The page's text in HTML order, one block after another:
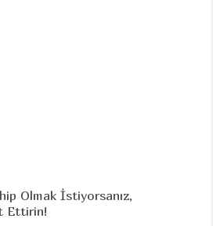
Olmak İstiyorsanız,
Ettirin!